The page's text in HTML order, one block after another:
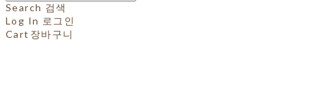
Search 검색
Log In 로그인
Cart 장바구니